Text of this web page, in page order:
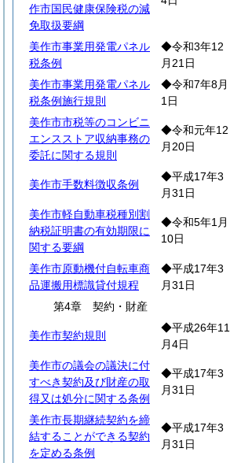
作市国民健康保険税の減
免取扱要綱
美作市事業用発電パネル
税条例
◆令和3年12
月21日
美作市事業用発電パネル
税条例施行規則
◆令和7年8月
1日
美作市市税等のコンビニ
エンスストア収納事務の
委託に関する規則
◆令和元年12
月20日
美作市手数料徴収条例
◆平成17年3
月31日
美作市軽自動車税種別割
納税証明書の有効期限に
関する要綱
◆令和5年1月
10日
美作市原動機付自転車商
品運搬用標識貸付規程
◆平成17年3
月31日
第4章 契約・財産
美作市契約規則
◆平成26年11
月4日
美作市の議会の議決に付
すべき契約及び財産の取
得又は処分に関する条例
◆平成17年3
月31日
美作市長期継続契約を締
結することができる契約
を定める条例
◆平成17年3
月31日